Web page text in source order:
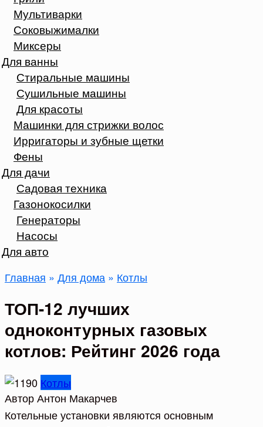
Мультиварки
Соковыжималки
Миксеры
Для ванны
Стиральные машины
Сушильные машины
Для красоты
Машинки для стрижки волос
Ирригаторы и зубные щетки
Фены
Для дачи
Садовая техника
Газонокосилки
Генераторы
Насосы
Для авто
Главная » Для дома » Котлы
ТОП-12 лучших
одноконтурных газовых
котлов: Рейтинг 2026 года
Котлы
АвторАнтон Макарчев
Котельные установки являются основным